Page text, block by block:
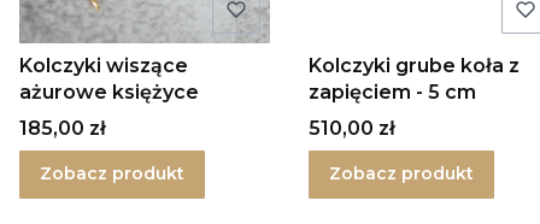
Kolczyki wiszące
ażurowe księżyce
Cena
185,00 zł
Zobacz produkt
Kolczyki grube koła z
zapięciem - 5 cm
Cena
510,00 zł
Zobacz produkt